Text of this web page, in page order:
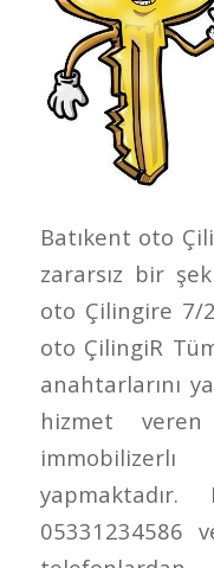
Batıkent oto
zararsız bir
oto Çilingire 7/
oto ÇilingiR
anahtarlarını
hizmet
05331234586